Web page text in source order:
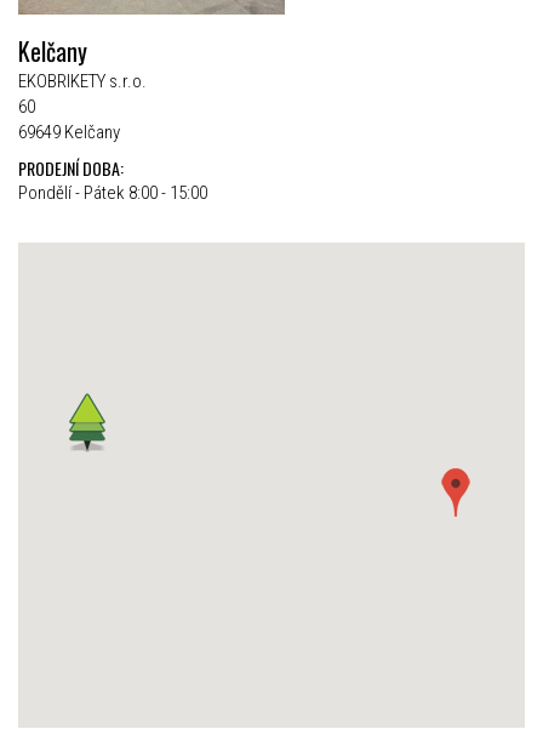
Kelčany
EKOBRIKETY s.r.o.
60
69649 Kelčany
PRODEJNÍ DOBA:
Pondělí - Pátek 8:00 - 15:00